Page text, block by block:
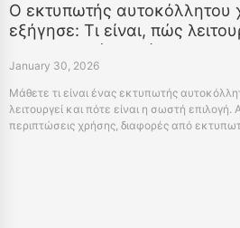
Ο εκτυπωτής αυτοκόλλητου
εξήγησε: Τι είναι, πώς
χρησιμοποιήσετε ένα
January 30, 2026
Μάθετε τι είναι ένας εκτυπωτής
λειτουργεί και πότε είναι η σωστή επιλογή.
περιπτώσεις χρήσης, διαφορές από